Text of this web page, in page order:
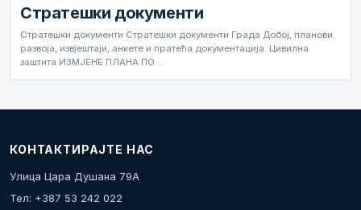
Стратешки документи
Стратешки документи Стратешки документи Града Добој, планови
развоја, извјештаји, анкете и пратећа документација. Цивилна
заштита ИЗМЈЕНЕ ПЛАНА ПО…
КОНТАКТИРАЈТЕ НАС
Улица Цара Душана 79А
Тел: +387 53 242 022